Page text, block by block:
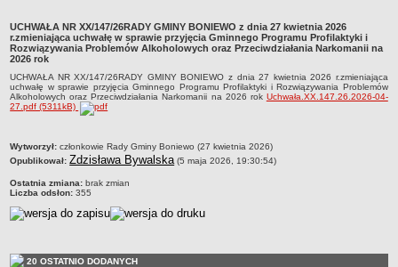
Zabytki Gminy
Plan Zagospodarowania Przestrzennego
Plan ogólny Gminy Boniewo
Miejscowy Plan Zagospodarowania Przestrzennego wybranych
System Informacji Przestrzennej e-mapa
ponowne wykorzystywanie
pomoc prawna
Porozumienia
UCHWAŁA NR XX/147/26RADY GMINY BONIEWO z dnia 27 kwietnia 2026
r.zmieniająca uchwałę w sprawie przyjęcia Gminnego Programu Profilaktyki i
Rozwiązywania Problemów Alkoholowych oraz Przeciwdziałania Narkomanii na
2026 rok
UCHWAŁA NR XX/147/26RADY GMINY BONIEWO z dnia 27 kwietnia 2026 r.zmieniająca
uchwałę w sprawie przyjęcia Gminnego Programu Profilaktyki i Rozwiązywania Problemów
Alkoholowych oraz Przeciwdziałania Narkomanii na 2026 rok Uchwała.XX.147.26.2026-04-
27.pdf (5311kB)
metryczka
Wytworzył: członkowie Rady Gminy Boniewo (27 kwietnia 2026)
Opublikował: Zdzisława Bywalska(5 maja 2026, 19:30:54)
Ostatnia zmiana: brak zmian
Liczba odsłon: 355
20 OSTATNIO DODANYCH